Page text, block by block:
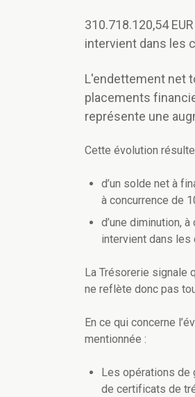
310.718.120,54
intervient dans les
L'endettement net
placements
représente une
Cette évolution
d’un solde net à
à concurrence de
d’une diminution,
intervient dans les
La Trésorerie signale
ne reflète donc pas
En ce qui concerne
mentionnée :
Les opérations de
de certificats de